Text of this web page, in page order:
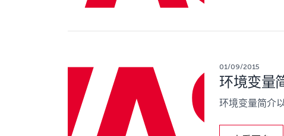
01/09/2015
环境变量
环境变量简介